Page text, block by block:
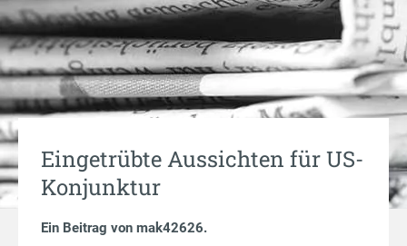
Eingetrübte Aussichten für US-
Konjunktur
Ein Beitrag von mak42626.